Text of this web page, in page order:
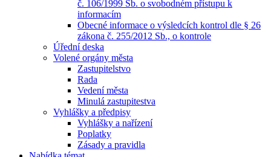
č. 106/1999 Sb. o svobodném přístupu k
informacím
Obecné informace o výsledcích kontrol dle § 26
zákona č. 255/2012 Sb., o kontrole
Úřední deska
Volené orgány města
Zastupitelstvo
Rada
Vedení města
Minulá zastupitestva
Vyhlášky a předpisy
Vyhlášky a nařízení
Poplatky
Zásady a pravidla